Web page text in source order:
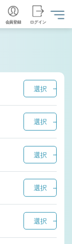
会員登録 ログイン
選択
選択
選択
選択
選択